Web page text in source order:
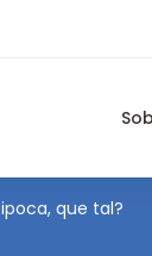
que tal?